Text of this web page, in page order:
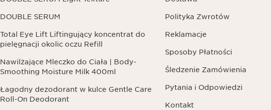
DOUBLE SERUM
Total Eye Lift Liftingujący koncentrat do
pielęgnacji okolic oczu Refill
Nawilżające Mleczko do Ciała | Body-
Smoothing Moisture Milk 400ml
Łagodny dezodorant w kulce Gentle Care
Roll-On Deodorant
Polityka Zwrotów
Reklamacje
Sposoby Płatności
Śledzenie Zamówienia
Pytania i Odpowiedzi
Kontakt